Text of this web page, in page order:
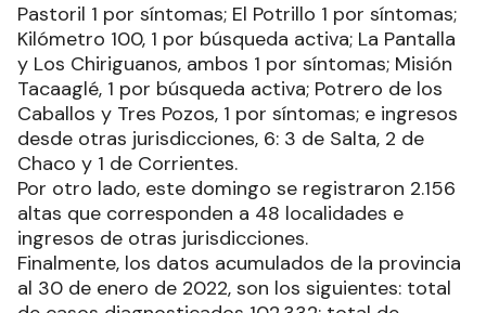
Pastoril 1 por síntomas; El Potrillo 1 por síntomas;
Kilómetro 100, 1 por búsqueda activa; La Pantalla
y Los Chiriguanos, ambos 1 por síntomas; Misión
Tacaaglé, 1 por búsqueda activa; Potrero de los
Caballos y Tres Pozos, 1 por síntomas; e ingresos
desde otras jurisdicciones, 6: 3 de Salta, 2 de
Chaco y 1 de Corrientes.
Por otro lado, este domingo se registraron 2.156
altas que corresponden a 48 localidades e
ingresos de otras jurisdicciones.
Finalmente, los datos acumulados de la provincia
al 30 de enero de 2022, son los siguientes: total